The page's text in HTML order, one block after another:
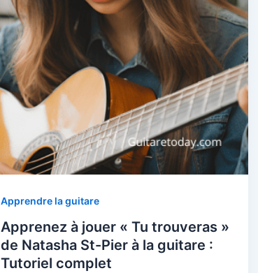
Apprendre la guitare
Apprenez à jouer « Tu trouveras »
de Natasha St-Pier à la guitare :
Tutoriel complet